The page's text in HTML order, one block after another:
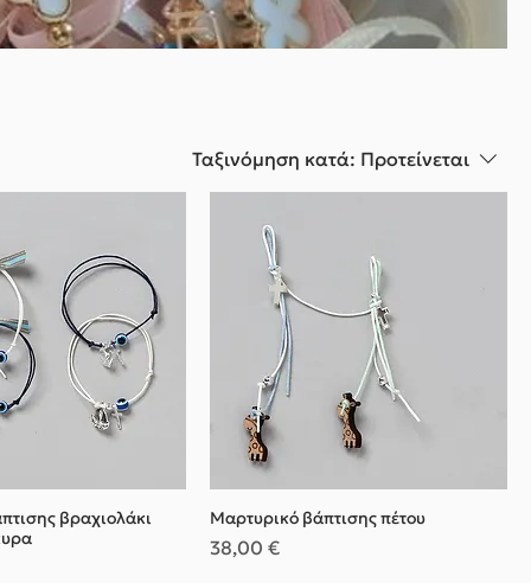
Ταξινόμηση κατά: Προτείνεται
βραχιολάκι
Μαρτυρικό βάπτισης πέτου
Τιμή
38,00 €